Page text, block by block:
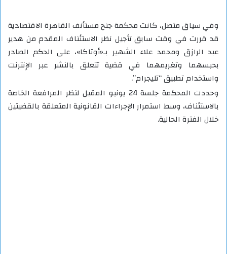
وفي سياق متصل، كانت محكمة جنح مستأنف القاهرة الاقتصادية
قد قررت في وقت سابق تأجيل نظر الاستئناف المقدم من هدير
عبد الرازق ومحمد علاء الشهير بـ«أوتاكا»، على الحكم الصادر
بحبسهما وتغريمهما في قضية تتعلق بالنشر عبر الإنترنت
واستخدام تطبيق “تليجرام”.
وحددت المحكمة جلسة 24 يونيو المقبل لنظر المرافعة الخاصة
بالاستئناف، وسط استمرار الإجراءات القانونية المتعلقة بالقضيتين
خلال الفترة الحالية.